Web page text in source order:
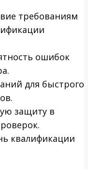
требованиям
ошибок
для быстрого
защиту в
квалификации